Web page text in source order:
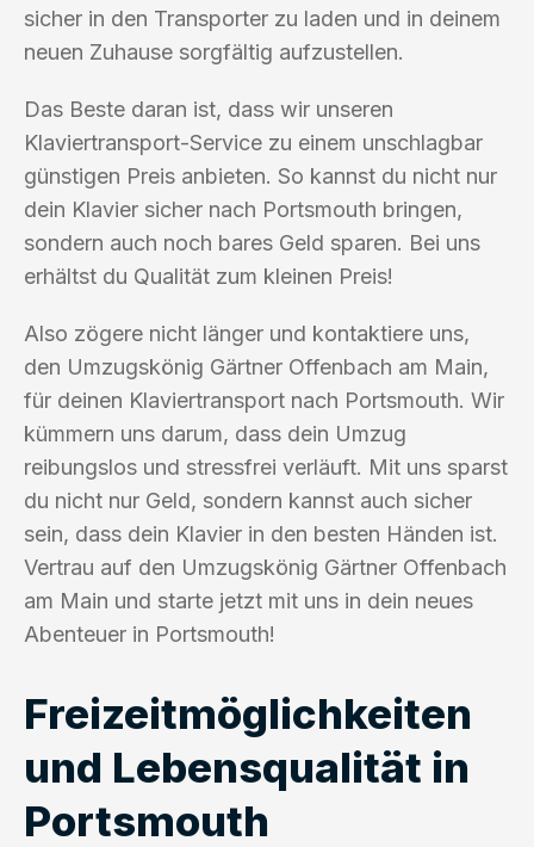
sicher in den Transporter zu laden und in deinem
neuen Zuhause sorgfältig aufzustellen.
Das Beste daran ist, dass wir unseren
Klaviertransport-Service zu einem unschlagbar
günstigen Preis anbieten. So kannst du nicht nur
dein Klavier sicher nach Portsmouth bringen,
sondern auch noch bares Geld sparen. Bei uns
erhältst du Qualität zum kleinen Preis!
Also zögere nicht länger und kontaktiere uns,
den Umzugskönig Gärtner Offenbach am Main,
für deinen Klaviertransport nach Portsmouth. Wir
kümmern uns darum, dass dein Umzug
reibungslos und stressfrei verläuft. Mit uns sparst
du nicht nur Geld, sondern kannst auch sicher
sein, dass dein Klavier in den besten Händen ist.
Vertrau auf den Umzugskönig Gärtner Offenbach
am Main und starte jetzt mit uns in dein neues
Abenteuer in Portsmouth!
Freizeitmöglichkeiten
und Lebensqualität in
Portsmouth